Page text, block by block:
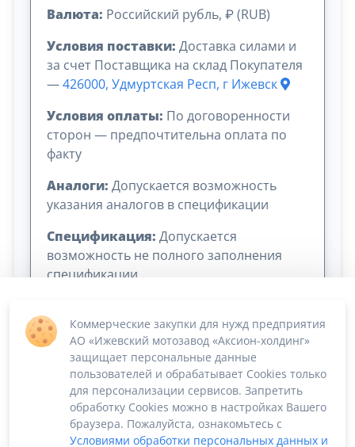
Валюта: Российский рубль, ₽ (RUB)
Условия поставки: Доставка силами и
за счет Поставщика на склад Покупателя
—426000, Удмуртская Респ, г Ижевск
Условия оплаты: По договоренности
сторон — предпочтительна оплата по
факту
Аналоги: Допускается возможность
указания аналогов в спецификации
Спецификация: Допускается
возможность не полного заполнения
спецификации
Сумма лота: 9 757 100,20 ₽
Коммерческие закупки для нужд предприятия
АО «Ижевский мотозавод «Аксион-холдинг»
защищает персональные данные
пользователей и обрабатывает Cookies только
для персонализации сервисов. Запретить
обработку Cookies можно в настройках Вашего
браузера. Пожалуйста, ознакомьтесь с
Условиями обработки персональных данных и